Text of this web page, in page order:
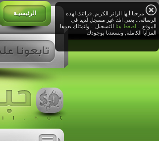
الرئيسيـة
مرحبا أيها الزائر الكريم, قرائتك لهذه
الرسالة... يعني انك غير مسجل لدينا في
الموقع .. اضغط هنا للتسجيل .. ولتمتلك بعدها
المزايا الكاملة, وتسعدنا بوجودك